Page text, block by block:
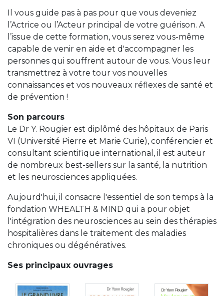
Il vous guide pas à pas pour que vous deveniez
l’Actrice ou l’Acteur principal de votre guérison. A
l’issue de cette formation, vous serez vous-même
capable de venir en aide et d'accompagner les
personnes qui souffrent autour de vous. Vous leur
transmettrez à votre tour vos nouvelles
connaissances et vos nouveaux réflexes de santé et
de prévention !
Son parcours
Le Dr Y. Rougier est diplômé des hôpitaux de Paris
VI (Université Pierre et Marie Curie), conférencier et
consultant scientifique international, il est auteur
de nombreux best-sellers sur la santé, la nutrition
et les neurosciences appliquées.
Aujourd'hui, il consacre l'essentiel de son temps à la
fondation WHEALTH & MIND qui a pour objet
l'intégration des neurosciences au sein des thérapies
hospitalières dans le traitement des maladies
chroniques ou dégénératives.
Ses principaux ouvrages